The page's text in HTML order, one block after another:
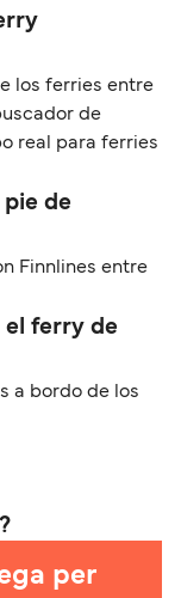
los ferries entre
de
real para ferries
pie de
Finnlines entre
el ferry de
a bordo de los
per